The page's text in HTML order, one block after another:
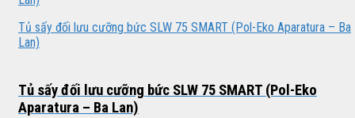
Tủ sấy đối lưu cưỡng bức SLW 75 SMART (Pol-Eko Aparatura – Ba
Lan)
Tủ sấy đối lưu cưỡng bức SLW 75 SMART (Pol-Eko
Aparatura – Ba Lan)